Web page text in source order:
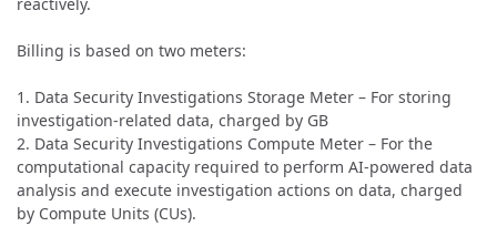
Billing is based on two meters:
1. Data Security Investigations Storage Meter – For storing
investigation-related data, charged by GB
2. Data Security Investigations Compute Meter – For the
computational capacity required to perform AI‑powered data
analysis and execute investigation actions on data, charged
by Compute Units (CUs).